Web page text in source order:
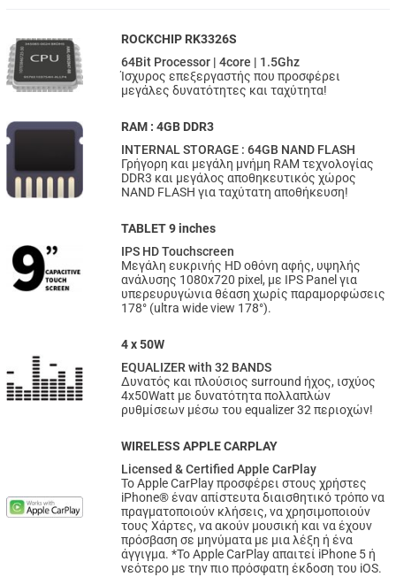
ROCKCHIP RK3326S
64Bit Processor | 4core | 1.5Ghz
Ίσχυρος επεξεργαστής που προσφέρει
μεγάλες δυνατότητες και ταχύτητα!
RAM : 4GB DDR3
INTERNAL STORAGE : 64GB NAND FLASH
Γρήγορη και μεγάλη μνήμη RAM τεχνολογίας
DDR3 και μεγάλος αποθηκευτικός χώρος
NAND FLASH για ταχύτατη αποθήκευση!
TABLET 9 inches
IPS HD Touchscreen
Μεγάλη ευκρινής HD οθόνη αφής, υψηλής
ανάλυσης 1080x720 pixel, με IPS Panel για
υπερευρυγώνια θέαση χωρίς παραμορφώσεις
178° (ultra wide view 178°).
4 x 50W
EQUALIZER with 32 BANDS
Δυνατός και πλούσιος surround ήχος, ισχύος
4x50Watt με δυνατότητα πολλαπλών
ρυθμίσεων μέσω του equalizer 32 περιοχών!
WIRELESS APPLE CARPLAY
Licensed & Certified Apple CarPlay
Το Apple CarPlay προσφέρει στους χρήστες
iPhone® έναν απίστευτα διαισθητικό τρόπο να
πραγματοποιούν κλήσεις, να χρησιμοποιούν
τους Χάρτες, να ακούν μουσική και να έχουν
πρόσβαση σε μηνύματα με μια λέξη ή ένα
άγγιγμα. *Το Apple CarPlay απαιτεί iPhone 5 ή
νεότερο με την πιο πρόσφατη έκδοση του iOS.